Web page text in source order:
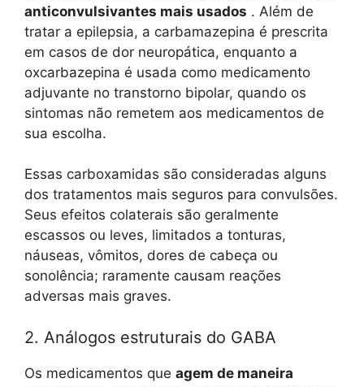
anticonvulsivantes mais usados . Além de
tratar a epilepsia, a carbamazepina é prescrita
em casos de dor neuropática, enquanto a
oxcarbazepina é usada como medicamento
adjuvante no transtorno bipolar, quando os
sintomas não remetem aos medicamentos de
sua escolha.
Essas carboxamidas são consideradas alguns
dos tratamentos mais seguros para convulsões.
Seus efeitos colaterais são geralmente
escassos ou leves, limitados a tonturas,
náuseas, vômitos, dores de cabeça ou
sonolência; raramente causam reações
adversas mais graves.
2. Análogos estruturais do GABA
Os medicamentos que agem de maneira